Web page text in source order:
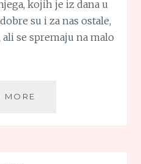
kojih je iz dana u
su i za nas ostale,
se spremaju na malo
MORE